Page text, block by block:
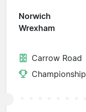
Norwich
Wrexham
Carrow Road
Championship